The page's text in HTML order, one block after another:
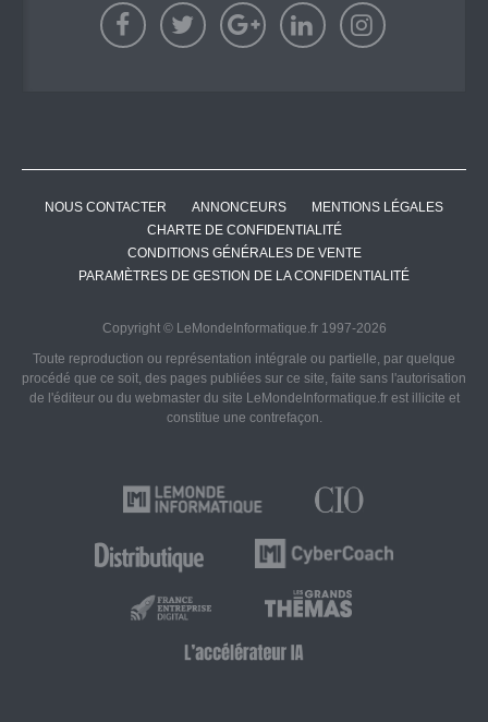
NOUS CONTACTER ANNONCEURS
MENTIONS LÉGALES
CHARTE DE CONFIDENTIALITÉ
CONDITIONS GÉNÉRALES DE VENTE
PARAMÈTRES DE GESTION DE LA CONFIDENTIALITÉ
Copyright © LeMondeInformatique.fr 1997-2026
Toute reproduction ou représentation intégrale ou partielle, par quelque
procédé que ce soit, des pages publiées sur ce site, faite sans l'autorisation
de l'éditeur ou du webmaster du site LeMondeInformatique.fr est illicite et
constitue une contrefaçon.